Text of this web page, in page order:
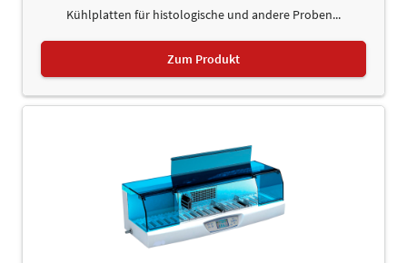
Kühlplatten für histologische und andere Proben...
Zum Produkt